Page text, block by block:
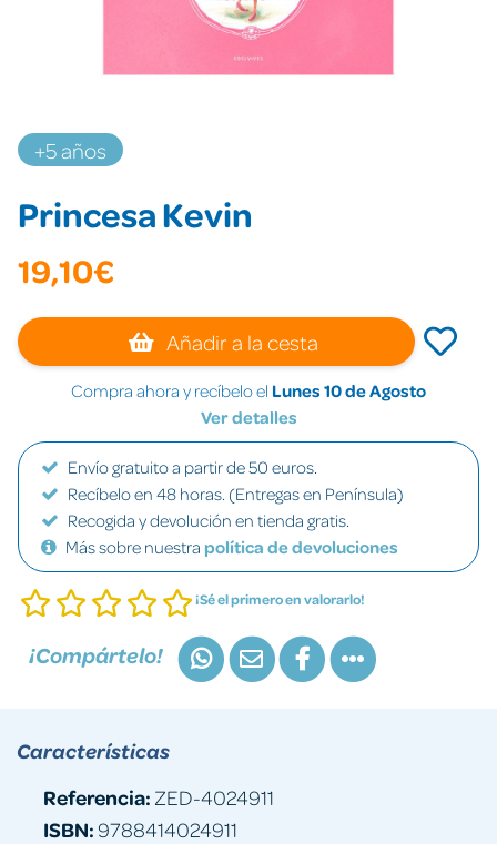
+5 años
Princesa Kevin
19,10€
Añadir a la cesta
Compra ahora y recíbelo el Lunes 10 de Agosto
Ver detalles
Envío gratuito a partir de 50 euros.
Recíbelo en 48 horas. (Entregas en Península)
Recogida y devolución en tienda gratis.
Más sobre nuestra política de devoluciones
¡Sé el primero en valorarlo!
¡Compártelo!
Características
Referencia: ZED-4024911
ISBN:9788414024911